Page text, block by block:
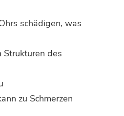
schädigen, was
Strukturen des
zu Schmerzen